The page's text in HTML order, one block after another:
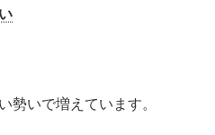
勢いで増えています。